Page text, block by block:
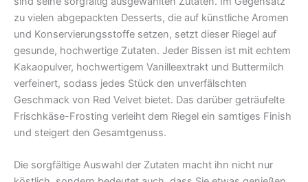
zu vielen abgepackten Desserts, die auf künstliche Aromen
und Konservierungsstoffe setzen, setzt dieser Riegel auf
gesunde, hochwertige Zutaten. Jeder Bissen ist mit echtem
Kakaopulver, hochwertigem Vanilleextrakt und Buttermilch
verfeinert, sodass jedes Stück den unverfälschten
Geschmack von Red Velvet bietet. Das darüber geträufelte
Frischkäse-Frosting verleiht dem Riegel ein samtiges Finish
und steigert den Gesamtgenuss.
Die sorgfältige Auswahl der Zutaten macht ihn nicht nur